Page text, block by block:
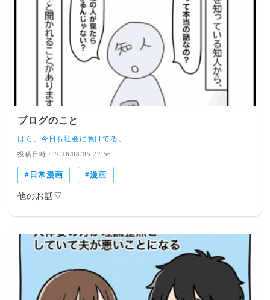
また微妙な絵心ですので視覚的にも受け入れにくいかもし
れませんできましたら温かく見ていただけたらと思います
それとこの話しは何かを解決してスッキリするような話し
ではありませんもうね・・ダラダラと見てください！
ブログのこと
はら、今日も社会に負けてる。
投稿日時：2026/08/05 22:56
日常漫画 漫画
他のお話▽